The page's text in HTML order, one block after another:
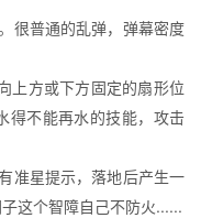
很普通的乱弹，弹幕密度
上方或下方固定的扇形位
得不能再水的技能，攻击
准星提示，落地后产生一
这个智障自己不防火......